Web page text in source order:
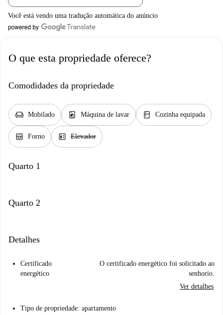
Você está vendo uma tradução automática do anúncio
O que esta propriedade oferece?
Comodidades da propriedade
chair Mobilado local_laundry_service Máquina de lavar kitchen Cozinha equipada
oven_gen Forno elevator Elevador
Quarto 1
Quarto 2
Detalhes
Certificado
energético
O certificado energético foi solicitado ao
senhorio.
Ver detalhes
Tipo de propriedade: apartamento